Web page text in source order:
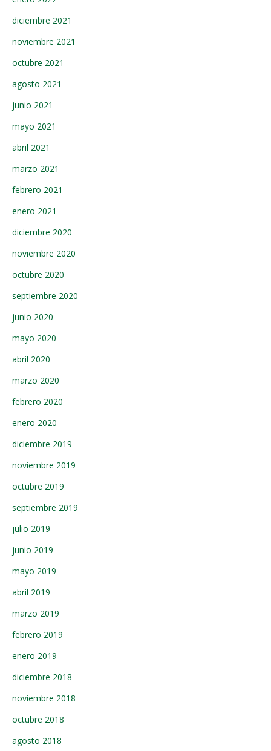
diciembre 2021
noviembre 2021
octubre 2021
agosto 2021
junio 2021
mayo 2021
abril 2021
marzo 2021
febrero 2021
enero 2021
diciembre 2020
noviembre 2020
octubre 2020
septiembre 2020
junio 2020
mayo 2020
abril 2020
marzo 2020
febrero 2020
enero 2020
diciembre 2019
noviembre 2019
octubre 2019
septiembre 2019
julio 2019
junio 2019
mayo 2019
abril 2019
marzo 2019
febrero 2019
enero 2019
diciembre 2018
noviembre 2018
octubre 2018
agosto 2018